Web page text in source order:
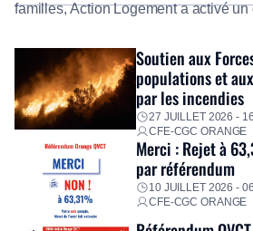
familles, Action Logement a activé un
Fidèle à sa mission d’utilité sociale,
immédiatement ses équipes afin de
personnalisé, des aides financières
premières dépenses, […]
Soutien aux
populations et
par les incendies
27 JUILLET 2026 -
CFE-CGC ORANGE
Merci : Rejet à
par référendum
10 JUILLET 2026 -
CFE-CGC ORANGE